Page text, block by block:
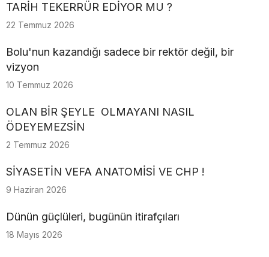
TARİH TEKERRÜR EDİYOR MU ?
22 Temmuz 2026
Bolu'nun kazandığı sadece bir rektör değil, bir
vizyon
10 Temmuz 2026
OLAN BİR ŞEYLE OLMAYANI NASIL
ÖDEYEMEZSİN
2 Temmuz 2026
SİYASETİN VEFA ANATOMİSİ VE CHP !
9 Haziran 2026
Dünün güçlüleri, bugünün itirafçıları
18 Mayıs 2026